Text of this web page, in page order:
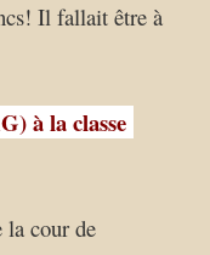
Il fallait être à
à la classe
la cour de